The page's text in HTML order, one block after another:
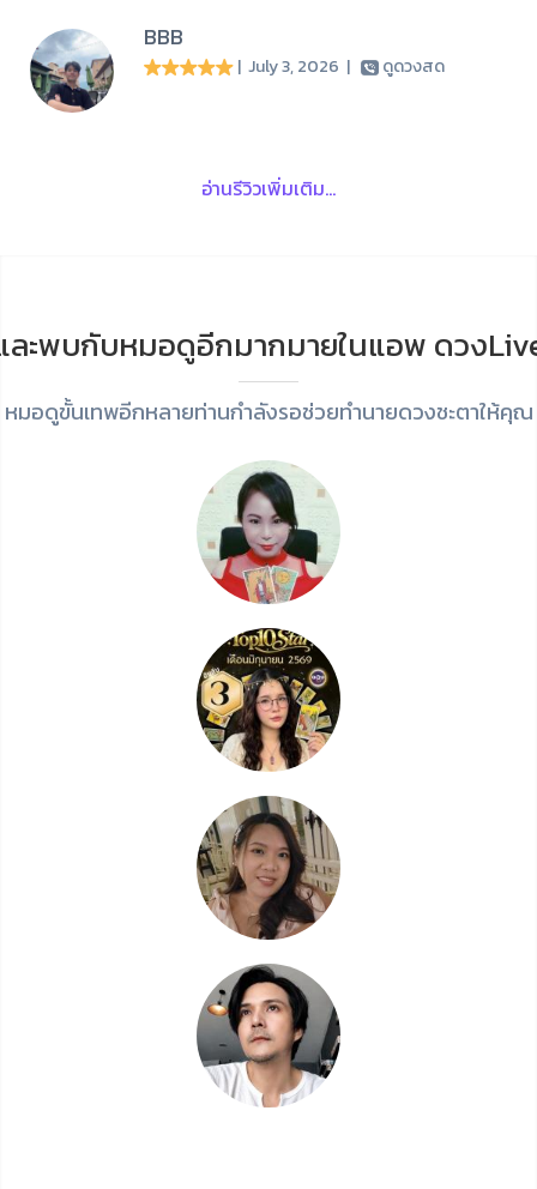
BBB
| July 3, 2026 | ดูดวงสด
อ่านรีวิวเพิ่มเติม...
ละพบกับหมอดูอีกมากมายในแอพ ดวง
หมอดูขั้นเทพอีกหลายท่านกำลังรอช่วยทำนายดวงชะตาให้คุณ